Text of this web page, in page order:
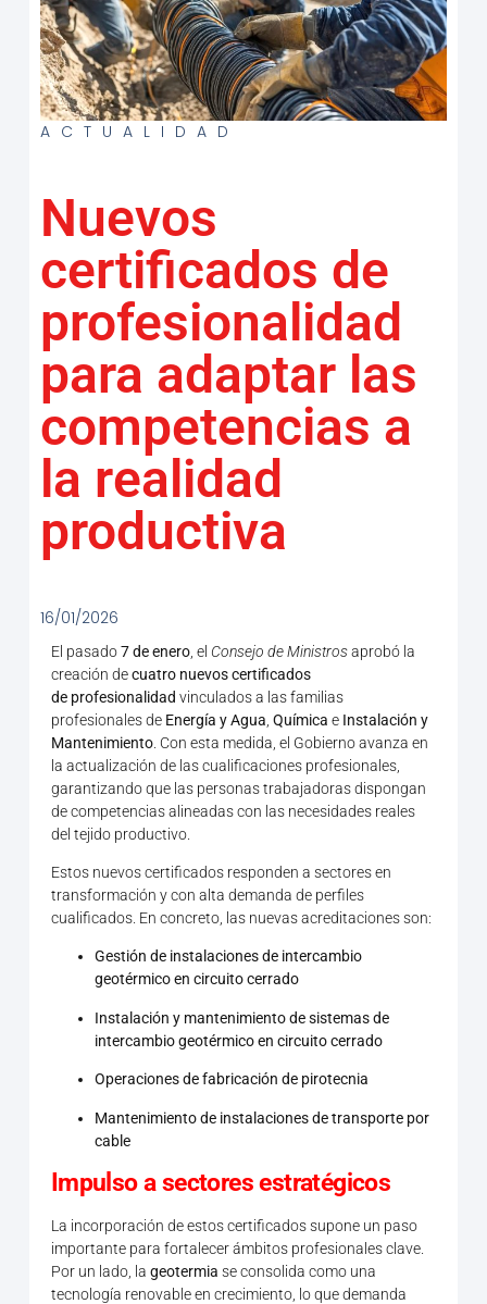
ACTUALIDAD
Nuevos
certificados de
profesionalidad
para adaptar las
competencias a
la realidad
productiva
16/01/2026
El pasado7 de enero, el Consejo de Ministrosaprobó la
creación decuatro nuevos certificados
de profesionalidad vinculados a las familias
profesionales de Energía y Agua Química e Instalación y
Mantenimiento. Con esta medida, el Gobierno avanza en
la actualización de las cualificaciones profesionales,
garantizando que las personas trabajadoras dispongan
de competencias alineadas con las necesidades reales
del tejido productivo.
Estos nuevos certificados responden a sectores en
transformación y con alta demanda de perfiles
cualificados. En concreto, las nuevas acreditaciones son:
Gestión de instalaciones de intercambio
geotérmico en circuito cerrado
Instalación y mantenimiento de sistemas de
intercambio geotérmico en circuito cerrado
Operaciones de fabricación de pirotecnia
Mantenimiento de instalaciones de transporte por
cable
Impulso a sectores estratégicos
La incorporación de estos certificados supone un paso
importante para fortalecer ámbitos profesionales clave.
Por un lado, la geotermia se consolida como una
tecnología renovable en crecimiento, lo que demanda